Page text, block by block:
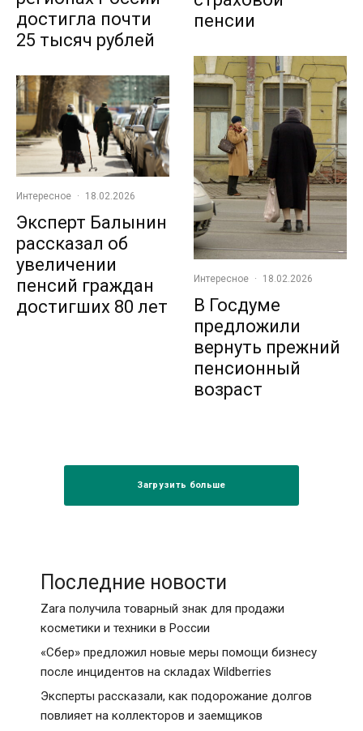
достигла почти
25 тысяч рублей
Интересное · 18.02.2026
Эксперт Балынин
рассказал об
увеличении
пенсий граждан
достигших 80 лет
пенсии
Интересное · 18.02.2026
В Госдуме
предложили
вернуть прежний
пенсионный
возраст
Загрузить больше
Последние новости
Zara получила товарный знак для продажи
косметики и техники в России
«Сбер» предложил новые меры помощи бизнесу
после инцидентов на складах Wildberries
Эксперты рассказали, как подорожание долгов
повлияет на коллекторов и заемщиков